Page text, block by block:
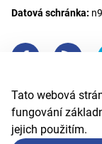
Tato webová
fungování
jejich použitím.
Datová schránka: